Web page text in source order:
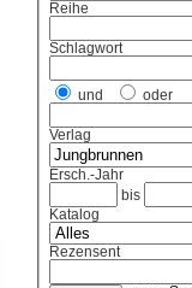
Reihe
Schlagwort
und oder
Verlag
Ersch.-Jahr
bis
Katalog
Rezensent